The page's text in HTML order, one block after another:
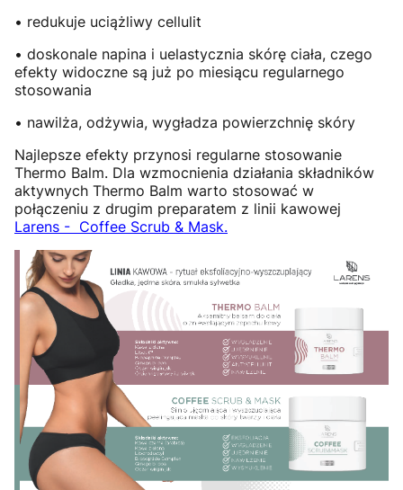
• redukuje uciążliwy cellulit
• doskonale napina i uelastycznia skórę ciała, czego
efekty widoczne są już po miesiącu regularnego
stosowania
• nawilża, odżywia, wygładza powierzchnię skóry
Najlepsze efekty przynosi regularne stosowanie
Thermo Balm. Dla wzmocnienia działania składników
aktywnych Thermo Balm warto stosować w
połączeniu z drugim preparatem z linii kawowej
Larens - Coffee Scrub & Mask.